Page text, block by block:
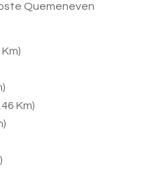
Quemeneven
Km)